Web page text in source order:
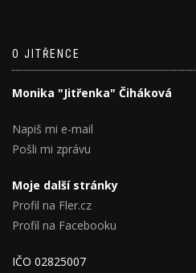
O JITŘENCE
Monika "Jitřenka" Čiháková
Napiš mi e-mail
Pošli mi zprávu
Moje další stránky
Profil na Fler.cz
Profil na Facebooku
IČO 02825007